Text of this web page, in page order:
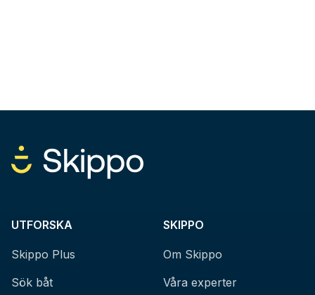
UTFORSKA
Skippo Plus
Sök båt
SKIPPO
Om Skippo
Våra experter